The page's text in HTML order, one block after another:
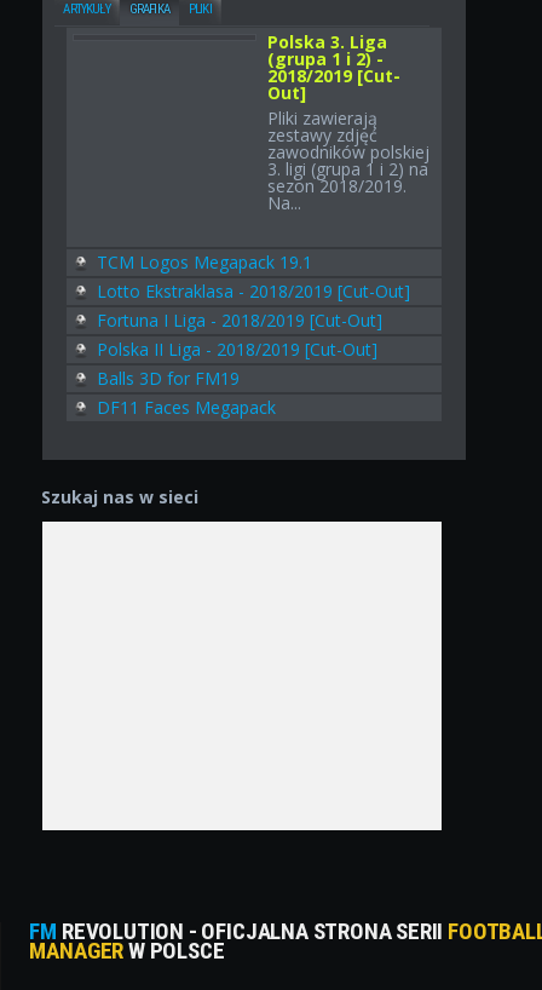
ARTYKUŁY GRAFIKA PLIKI
Polska 3. Liga
(grupa 1 i 2) -
2018/2019 [Cut-
Out]
Pliki zawierają
zestawy zdjęć
zawodników polskiej
3. ligi (grupa 1 i 2) na
sezon 2018/2019.
Na...
TCM Logos Megapack 19.1
Lotto Ekstraklasa - 2018/2019 [Cut-Out]
Fortuna I Liga - 2018/2019 [Cut-Out]
Polska II Liga - 2018/2019 [Cut-Out]
Balls 3D for FM19
DF11 Faces Megapack
Szukaj nas w sieci
FM REVOLUTION - OFICJALNA STRONA SERII
MANAGERW POLSCE